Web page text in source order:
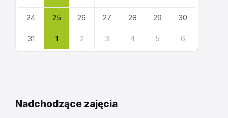
24 25 26 27 28 29 30
31 1 2 3 4 5 6
Nadchodzące zajęcia